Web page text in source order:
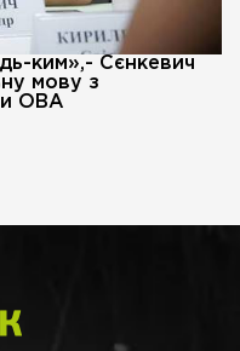
ким»,- Сєнкевич
мову з
ОВА